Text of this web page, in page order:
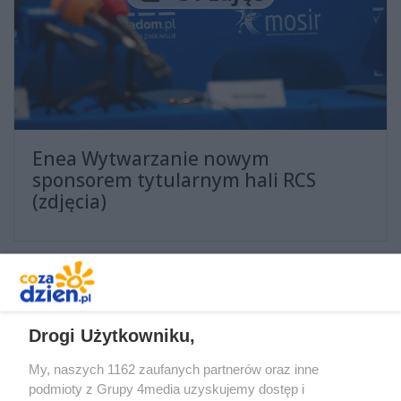
Enea Wytwarzanie nowym
sponsorem tytularnym hali RCS
(zdjęcia)
Drogi Użytkowniku,
My, naszych 1162 zaufanych partnerów oraz inne
podmioty z Grupy 4media uzyskujemy dostęp i